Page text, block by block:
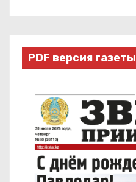
PDF версия газеты